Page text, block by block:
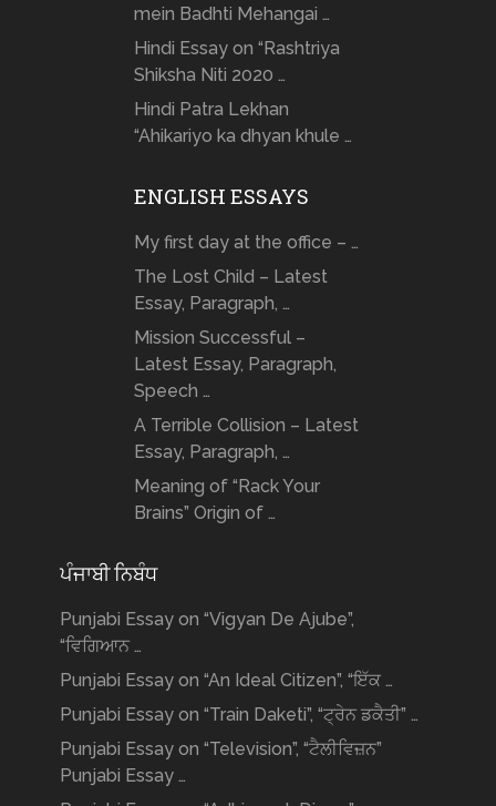
mein Badhti Mehangai …
Hindi Essay on “Rashtriya
Shiksha Niti 2020 …
Hindi Patra Lekhan
“Ahikariyo ka dhyan khule …
ENGLISH ESSAYS
My first day at the office – …
The Lost Child – Latest
Essay, Paragraph, …
Mission Successful –
Latest Essay, Paragraph,
Speech …
A Terrible Collision – Latest
Essay, Paragraph, …
Meaning of “Rack Your
Brains” Origin of …
ਪੰਜਾਬੀ ਨਿਬੰਧ
Punjabi Essay on “Vigyan De Ajube”,
“ਵਿਗਿਆਨ …
Punjabi Essay on “An Ideal Citizen”, “ਇੱਕ …
Punjabi Essay on “Train Daketi”, “ਟ੍ਰੇਨ ਡਕੈਤੀ” …
Punjabi Essay on “Television”, “ਟੈਲੀਵਿਜ਼ਨ”
Punjabi Essay …